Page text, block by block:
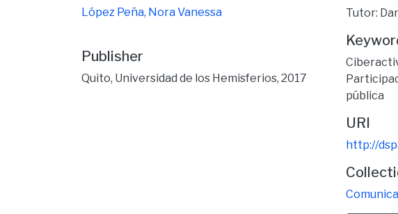
López Peña, Nora Vanessa
Publisher
Quito, Universidad de los Hemisferios, 2017
Tutor:
pública
URI
http://